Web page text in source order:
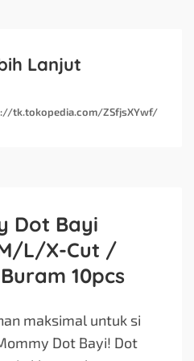
Lanjut
tk.tokopedia.com/ZSfjsXYwf/
Dot Bayi
L/X-Cut /
10pcs
maksimal untuk si
Dot Bayi! Dot